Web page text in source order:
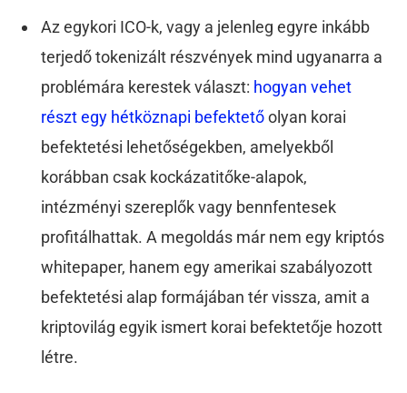
Az egykori ICO-k, vagy a jelenleg egyre inkább
terjedő tokenizált részvények mind ugyanarra a
problémára kerestek választ: hogyan vehet
részt egy hétköznapi befektetőolyan korai
befektetési lehetőségekben, amelyekből
korábban csak kockázatitőke-alapok,
intézményi szereplők vagy bennfentesek
profitálhattak. A megoldás már nem egy kriptós
whitepaper, hanem egy amerikai szabályozott
befektetési alap formájában tér vissza, amit a
kriptovilág egyik ismert korai befektetője hozott
létre.